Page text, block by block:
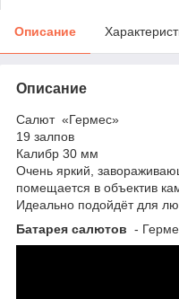
Описание
Описание
Салют «Гермес»
19 залпов
Калибр 30 мм
Очень яркий,
помещается в объектив
Идеально подойдёт для
Батарея салютов -